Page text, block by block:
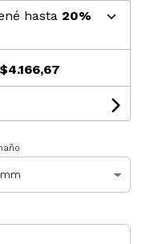
hasta 20%
$4.166,67